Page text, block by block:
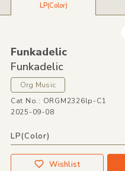
LP(Color)
Funkadelic
Funkadelic
Org Music
Cat No.: ORGM2326lp-C1
2025-09-08
LP(Color)
Wishlist